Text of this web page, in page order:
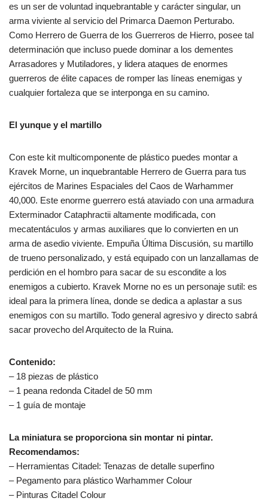
es un ser de voluntad inquebrantable y carácter singular, un
arma viviente al servicio del Primarca Daemon Perturabo.
Como Herrero de Guerra de los Guerreros de Hierro, posee tal
determinación que incluso puede dominar a los dementes
Arrasadores y Mutiladores, y lidera ataques de enormes
guerreros de élite capaces de romper las líneas enemigas y
cualquier fortaleza que se interponga en su camino.
El yunque y el martillo
Con este kit multicomponente de plástico puedes montar a
Kravek Morne, un inquebrantable Herrero de Guerra para tus
ejércitos de Marines Espaciales del Caos de Warhammer
40,000. Este enorme guerrero está ataviado con una armadura
Exterminador Cataphractii altamente modificada, con
mecatentáculos y armas auxiliares que lo convierten en un
arma de asedio viviente. Empuña Última Discusión, su martillo
de trueno personalizado, y está equipado con un lanzallamas de
perdición en el hombro para sacar de su escondite a los
enemigos a cubierto. Kravek Morne no es un personaje sutil: es
ideal para la primera línea, donde se dedica a aplastar a sus
enemigos con su martillo. Todo general agresivo y directo sabrá
sacar provecho del Arquitecto de la Ruina.
Contenido:
– 18 piezas de plástico
– 1 peana redonda Citadel de 50 mm
– 1 guía de montaje
La miniatura se proporciona sin montar ni pintar.
Recomendamos:
– Herramientas Citadel: Tenazas de detalle superfino
– Pegamento para plástico Warhammer Colour
– Pinturas Citadel Colour